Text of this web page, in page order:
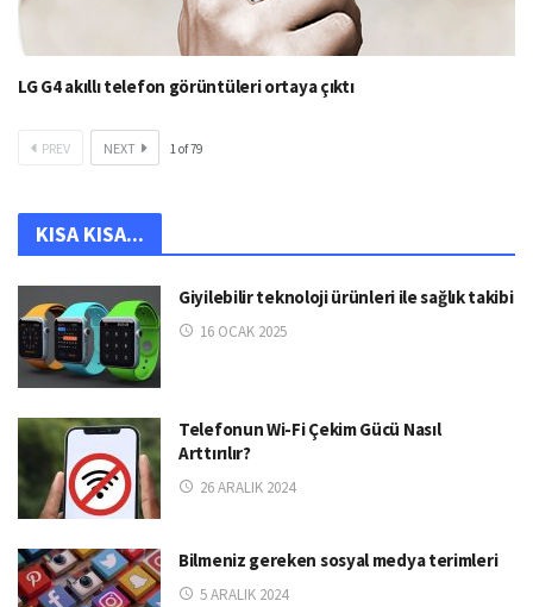
LG G4 akıllı telefon görüntüleri ortaya çıktı
PREV NEXT 1of79
KISA KISA...
Giyilebilir teknoloji ürünleri ile sağlık takibi
16 OCAK 2025
Telefonun Wi-Fi Çekim Gücü Nasıl
Arttırılır?
26 ARALIK 2024
Bilmeniz gereken sosyal medya terimleri
5 ARALIK 2024